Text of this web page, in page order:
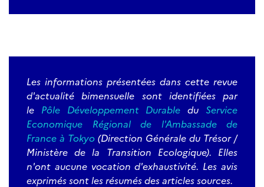
Les informations présentées dans cette revue
d'actualité bimensuelle sont identifiées par
le Pôle Développement Durable duService
Economique Régional de l'Ambassade de
France à Tokyo (Direction Générale du Trésor /
Ministère de la Transition Ecologique). Elles
n'ont aucune vocation d'exhaustivité. Les avis
exprimés sont les résumés des articles sources.